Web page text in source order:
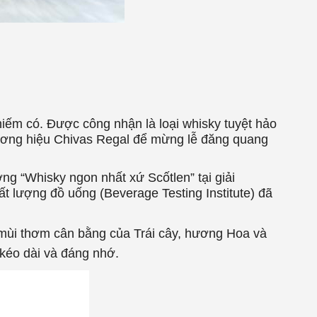
có. Được công nhận là loại whisky tuyệt hảo
hiệu Chivas Regal để mừng lễ đăng quang
“Whisky ngon nhất xứ Scốtlen” tại giải
lượng đồ uống (Beverage Testing Institute) đã
thơm cân bằng của Trái cây, hương Hoa và
dài và đáng nhớ.